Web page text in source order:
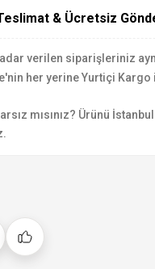
Teslimat & Ücretsiz
verilen siparişleriniz
her yerine Yurtiçi
mısınız? Ürünü